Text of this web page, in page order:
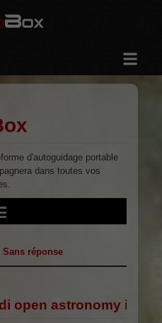
d'autoguidage portable
dans toutes vos
|Sans réponse
open astronomy